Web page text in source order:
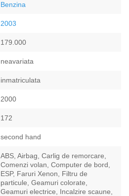
Benzina
2003
179.000
neavariata
inmatriculata
2000
172
second hand
ABS, Airbag, Carlig de remorcare,
Comenzi volan, Computer de bord,
ESP, Faruri Xenon, Filtru de
particule, Geamuri colorate,
Geamuri electrice, Incalzire scaune,